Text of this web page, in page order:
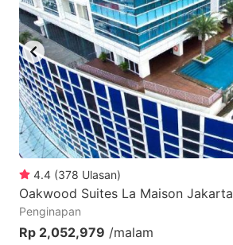
4.4 (378 Ulasan)
Oakwood Suites La Maison Jakarta
Penginapan
Rp 2,052,979 /malam